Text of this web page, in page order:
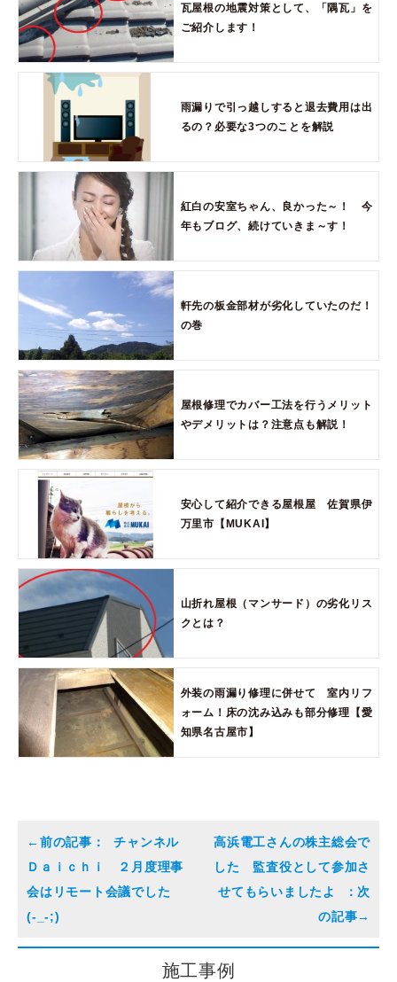
瓦屋根の地震対策として、「隅瓦」を
ご紹介します！
雨漏りで引っ越しすると退去費用は出
るの？必要な3つのことを解説
紅白の安室ちゃん、良かった～！ 今
年もブログ、続けていきま～す！
軒先の板金部材が劣化していたのだ！
の巻
屋根修理でカバー工法を行うメリット
やデメリットは？注意点も解説！
安心して紹介できる屋根屋 佐賀県伊
万里市【MUKAI】
山折れ屋根（マンサード）の劣化リス
クとは？
外装の雨漏り修理に併せて 室内リフ
ォーム！床の沈み込みも部分修理【愛
知県名古屋市】
チャンネル
Ｄａｉｃｈｉ ２月度理事
会はリモート会議でした
(-_-;)
高浜電工さんの株主総会で
した 監査役として参加さ
せてもらいましたよ
施工事例